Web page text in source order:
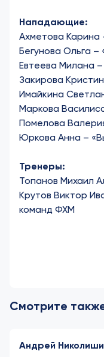
Нападающие:
Ахметова Карина
Бегунова Ольга
Евтеева Милана –
Закирова
Имайкина
Маркова
Помелова
Юркова Анна –
Тренеры:
Топанов Михаил
Крутов Виктор
команд ФХМ
Смотрите
Андрей